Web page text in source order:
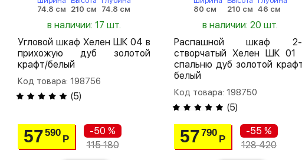
74.8 см
210 см
74.8 см
в наличии: 17 шт.
Угловой шкаф Хелен ШК 04 в
прихожую дуб золотой
крафт/белый
Код товара: 198756
(5)
57590
Р
-50 %
115 180
80 см
210 см 46 см
в наличии: 20 шт.
Распашной шкаф 2-
створчатый Хелен ШК 01
спальню дуб золотой
белый
Код товара: 198750
(5)
57790
Р
-55 %
128 420